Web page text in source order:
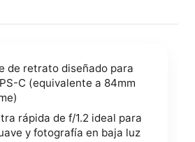
de retrato diseñado para
C (equivalente a 84mm
rápida de f/1.2 ideal para
y fotografía en baja luz